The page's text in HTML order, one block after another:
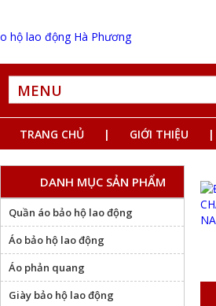
MENU
TRANG CHỦ GIỚI THIỆU
DANH MỤC SẢN PHẨM
Quần áo bảo hộ lao động
Áo bảo hộ lao động
Áo phản quang
Giày bảo hộ lao động